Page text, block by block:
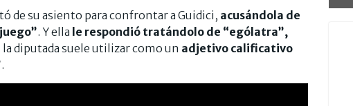
de su asiento para confrontar a Guidici, acusándola de
. Y ella le respondió tratándolo de “ególatra”,
diputada suele utilizar como un adjetivo calificativo
.